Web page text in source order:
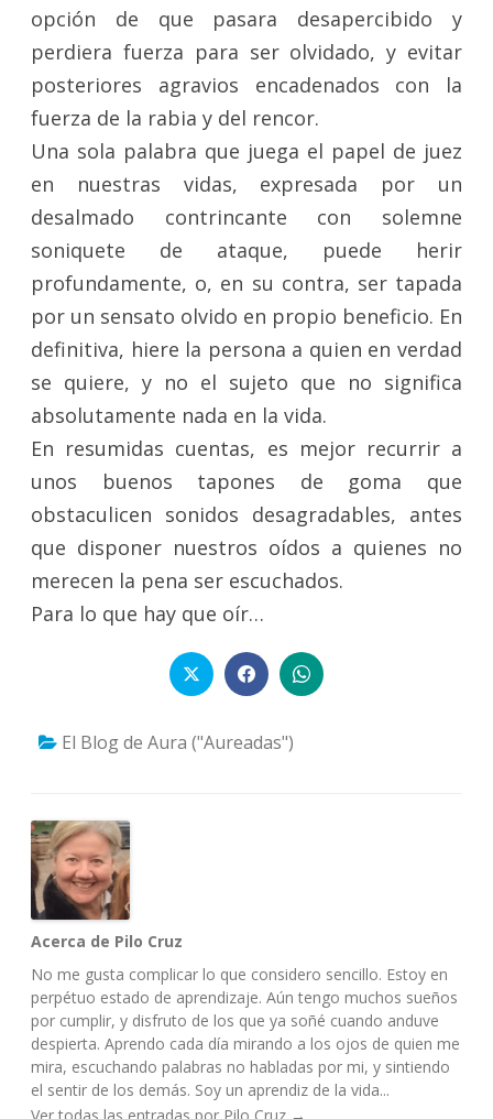
opción de que pasara desapercibido y
perdiera fuerza para ser olvidado, y evitar
posteriores agravios encadenados con la
fuerza de la rabia y del rencor.
Una sola palabra que juega el papel de juez
en nuestras vidas, expresada por un
desalmado contrincante con solemne
soniquete de ataque, puede herir
profundamente, o, en su contra, ser tapada
por un sensato olvido en propio beneficio. En
definitiva, hiere la persona a quien en verdad
se quiere, y no el sujeto que no significa
absolutamente nada en la vida.
En resumidas cuentas, es mejor recurrir a
unos buenos tapones de goma que
obstaculicen sonidos desagradables, antes
que disponer nuestros oídos a quienes no
merecen la pena ser escuchados.
Para lo que hay que oír…
El Blog de Aura ("Aureadas")
Acerca de Pilo Cruz
No me gusta complicar lo que considero sencillo. Estoy en
perpétuo estado de aprendizaje. Aún tengo muchos sueños
por cumplir, y disfruto de los que ya soñé cuando anduve
despierta. Aprendo cada día mirando a los ojos de quien me
mira, escuchando palabras no habladas por mi, y sintiendo
el sentir de los demás. Soy un aprendiz de la vida...